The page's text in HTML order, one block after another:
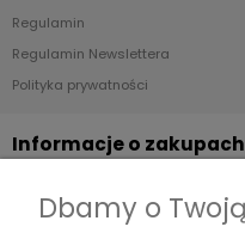
Regulamin
Regulamin Newslettera
Polityka prywatności
Informacje o zakupach
Płatności
Dbamy o